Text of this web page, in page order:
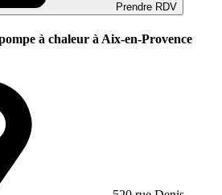
Prendre RDV
à chaleur à Aix-en-Provence